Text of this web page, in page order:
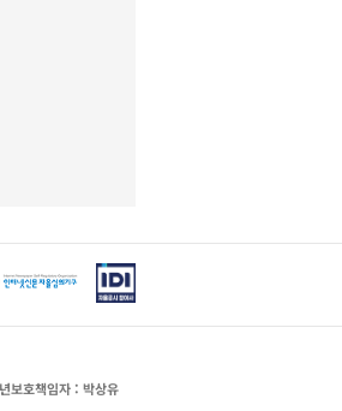
보호책임자 : 박상유